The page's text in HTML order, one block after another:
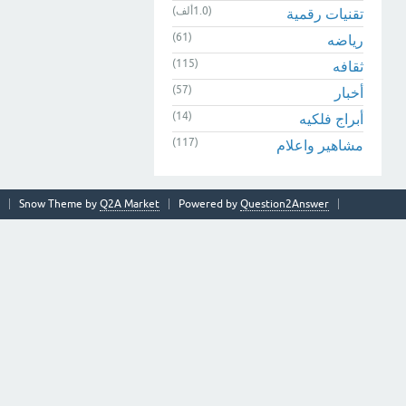
تقنيات رقمية (1.0ألف)
رياضه (61)
ثقافه (115)
أخبار (57)
أبراج فلكيه (14)
مشاهير واعلام (117)
Snow Theme by Q2A Market Powered by Question2Answer